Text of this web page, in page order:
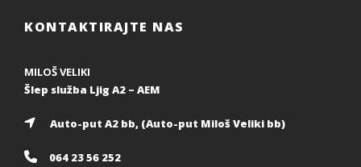
KONTAKTIRAJTE NAS
MILOŠ VELIKI
Šlep služba Ljig A2 – AEM
Auto-put A2 bb, (Auto-put Miloš Veliki bb)
064 23 56 252